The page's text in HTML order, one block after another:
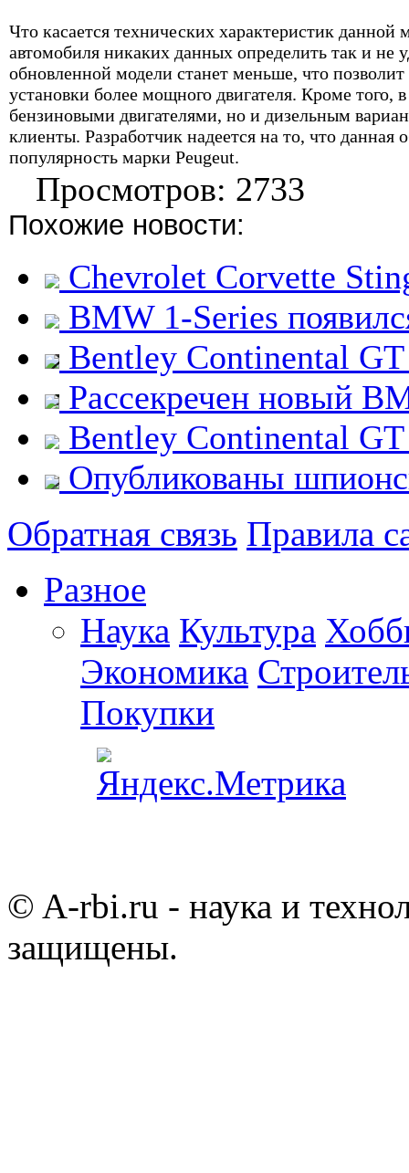
Что касается технических характеристик
автомобиля никаких данных определить так и
обновленной модели станет меньше, что
установки более мощного двигателя. Кроме того,
бензиновыми двигателями, но и дизельным
клиенты. Разработчик надеется на то, что
популярность марки Peugeut.
Просмотров: 2733
Похожие новости:
Chevrolet Corvette
BMW 1-Series
Bentley Continental GT
Рассекречен новый
Bentley Continental GT
Опубликованы
Обратная связь Правила
Разное
Наука Культура
Экономика
Покупки
© A-rbi.ru - наука и
защищены.